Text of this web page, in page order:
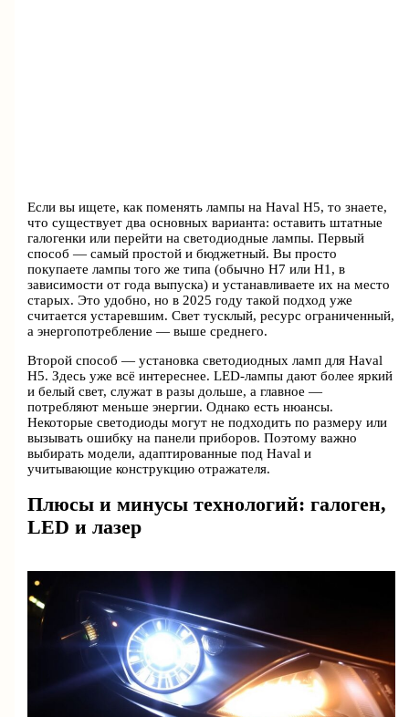
Если вы ищете, как поменять лампы на Haval H5, то знаете,
что существует два основных варианта: оставить штатные
галогенки или перейти на светодиодные лампы. Первый
способ — самый простой и бюджетный. Вы просто
покупаете лампы того же типа (обычно H7 или H1, в
зависимости от года выпуска) и устанавливаете их на место
старых. Это удобно, но в 2025 году такой подход уже
считается устаревшим. Свет тусклый, ресурс ограниченный,
а энергопотребление — выше среднего.
Второй способ — установка светодиодных ламп для Haval
H5. Здесь уже всё интереснее. LED-лампы дают более яркий
и белый свет, служат в разы дольше, а главное —
потребляют меньше энергии. Однако есть нюансы.
Некоторые светодиоды могут не подходить по размеру или
вызывать ошибку на панели приборов. Поэтому важно
выбирать модели, адаптированные под Haval и
учитывающие конструкцию отражателя.
Плюсы и минусы технологий: галоген,
LED и лазер